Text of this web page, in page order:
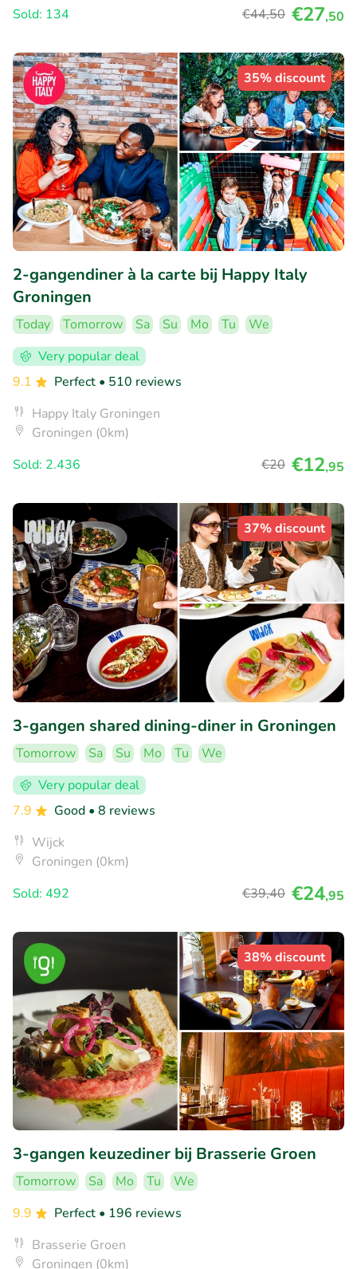
Sold: 134
€44,50 €27,50
35% discount
2-gangendiner à la carte bij Happy Italy
Groningen
Today Tomorrow Sa Su Mo Tu
We
Very popular deal
9.1
Perfect • 510 reviews
Happy Italy Groningen
Groningen (0km)
Sold: 2.436
€20 €12,95
37% discount
3-gangen shared dining-diner in Groningen
Tomorrow Sa Su Mo Tu
We
Very popular deal
7.9
Good • 8 reviews
Wijck
Groningen (0km)
Sold: 492
€39,40 €24,95
38% discount
3-gangen keuzediner bij Brasserie Groen
Tomorrow Sa Mo Tu
We
9.9
Perfect • 196 reviews
Brasserie Groen
Groningen (0km)